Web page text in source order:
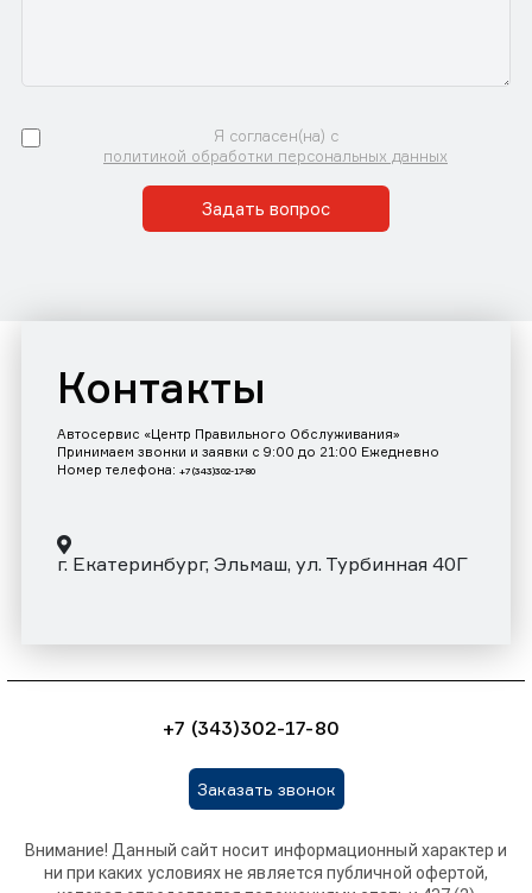
Я согласен(на) с
политикой обработки персональных данных
Задать вопрос
Контакты
Автосервис «Центр Правильного Обслуживания»
Принимаем звонки и заявки с 9:00 до 21:00 Ежедневно
Номер телефона: +7 (343)302-17-80
г. Екатеринбург, Эльмаш, ул. Турбинная 40Г
+7 (343)302-17-80
Заказать звонок
Внимание! Данный сайт носит информационный характер и
ни при каких условиях не является публичной офертой,